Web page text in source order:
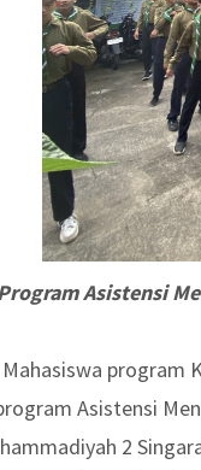
Asistensi
Asistensi
2